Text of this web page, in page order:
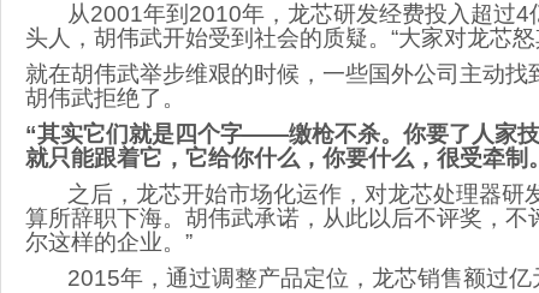
从2001年到2010年，龙芯研发经费投入超过4
头人，胡伟武开始受到社会的质疑。“大家对龙芯
就在胡伟武举步维艰的时候，一些国外公司主动
胡伟武拒绝了。
“其实它们就是四个字——缴枪不杀。你要了人家
就只能跟着它，它给你什么，你要什么，很受牵制
之后，龙芯开始市场化运作，对龙芯处理器研
算所辞职下海。胡伟武承诺，从此以后不评奖，
尔这样的企业。”
2015年，通过调整产品定位，龙芯销售额过亿